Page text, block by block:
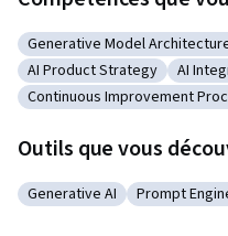
Catégorie : Generative
Generative Model
Catégorie : AI Product
AI Product Strategy AI
Catégorie : Continuous
Continuous Improvement
Outils que vous
Catégorie : Generative AI
Generative AI Catégorie :
Prompt